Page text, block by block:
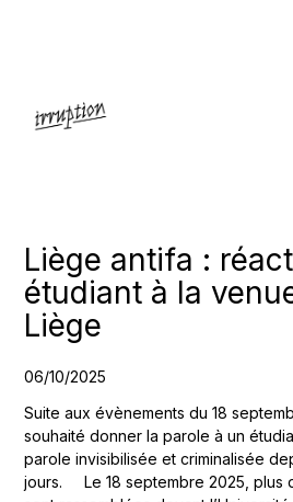
Liège antifa :
étudiant à la
Liège
06/10/2025
Suite aux évènements du 18
souhaité donner la parole à un
parole invisibilisée et criminalisée
jours. Le 18 septembre 2025, plus